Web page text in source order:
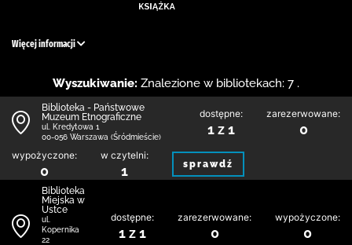
Więcej informacji
Wyszukiwanie: Znalezione w bibliotekach: 7 .
Biblioteka - Państwowe
Muzeum Etnograficzne
ul. Kredytowa 1
00-056 Warszawa (Śródmieście)
dostępne:
1 z 1
zarezerwowane:
0
wypożyczone:
0
w czytelni:
1 sprawdź
Biblioteka
Miejska w
Ustce
ul.
Kopernika
22
dostępne:
1 z 1
zarezerwowane:
0
wypożyczone:
0